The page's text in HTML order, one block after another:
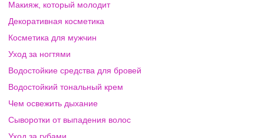
Макияж, который молодит
Декоративная косметика
Косметика для мужчин
Уход за ногтями
Водостойкие средства для бровей
Водостойкий тональный крем
Чем освежить дыхание
Сыворотки от выпадения волос